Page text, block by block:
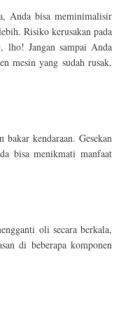
Anda bisa meminimalisir
Risiko kerusakan pada
, lho! Jangan sampai Anda
mesin yang sudah rusak,
kendaraan. Gesekan
bisa menikmati manfaat
oli secara berkala,
di beberapa komponen